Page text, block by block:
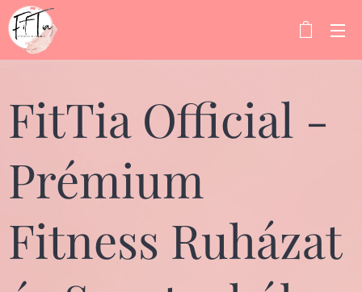
FitTia Official -
Prémium
Fitness Ruházat